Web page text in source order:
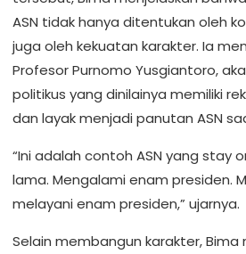
ASN tidak hanya ditentukan oleh
juga oleh kekuatan karakter. Ia
Profesor Purnomo Yusgiantoro,
politikus yang dinilainya memiliki
dan layak menjadi panutan ASN
“Ini adalah contoh ASN yang stay
lama. Mengalami enam presiden.
melayani enam presiden,” ujarnya.
Selain membangun karakter, Bima